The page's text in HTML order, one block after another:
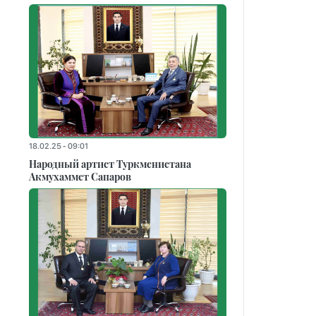
18.02.25 - 09:01
Народный артист Туркменистана
Акмухаммет Сапаров